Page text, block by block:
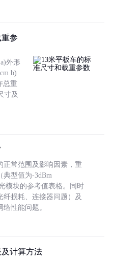
参
外形
b)
总重
寸及
正常范围及影响因素，重
典型值为-3dBm
模块的参考值表格。同时
损耗、连接器问题）及
性能问题。
计算方法